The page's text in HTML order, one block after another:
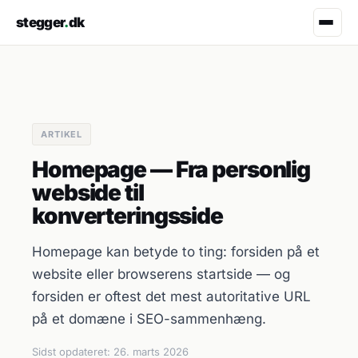
stegger.dk
ARTIKEL
Homepage — Fra personlig
webside til
konverteringsside
Homepage kan betyde to ting: forsiden på et
website eller browserens startside — og
forsiden er oftest det mest autoritative URL
på et domæne i SEO-sammenhæng.
Sidst opdateret: 26. marts 2026